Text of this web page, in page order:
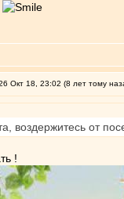
Окт 18, 23:02 (8 лет тому
воздержитесь от
!